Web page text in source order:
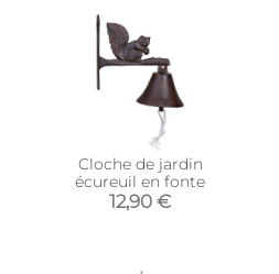
Cloche de jardin
écureuil en fonte
12,90 €